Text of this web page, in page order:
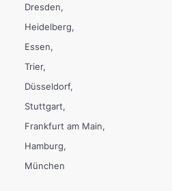
Dresden
Heidelberg
Essen
Trier
Düsseldorf
Stuttgart
Frankfurt am Main
Hamburg
München